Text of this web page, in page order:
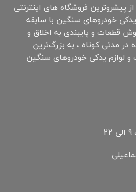
پیشروترین فروشگاه های اینترنتی
خودروهای سنگین با سابقه
قطعات و پایبندی به اخلاق و
مدتی کوتاه ، به بزرگ‌ترین
و لوازم یدکی خودروهای سنگین